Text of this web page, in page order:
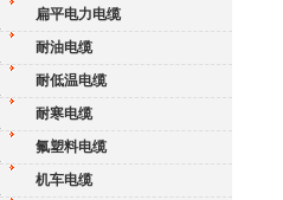
扁平电力电缆
耐油电缆
耐低温电缆
耐寒电缆
氟塑料电缆
机车电缆